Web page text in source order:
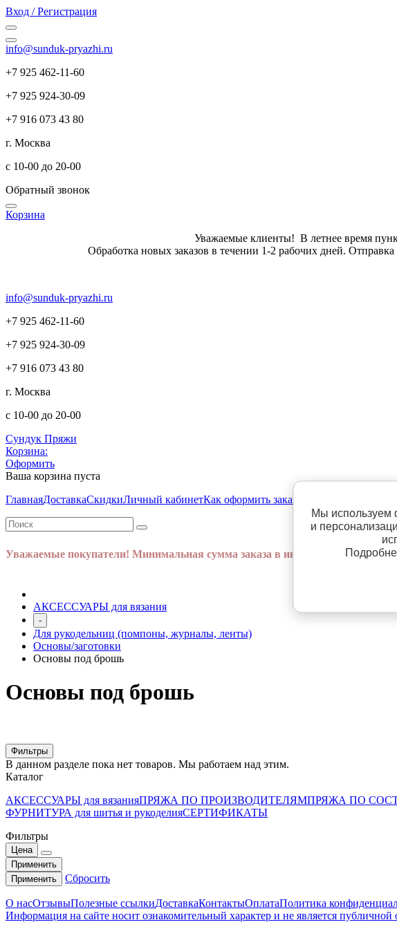
Вход / Регистрация
info@sunduk-pryazhi.ru
+7 925 462-11-60
+7 925 924-30-09
+7 916 073 43 80
г. Москва
с 10-00 до 20-00
Обратный звонок
Корзина
Уважаемые клиенты! В летнее
Обработка новых заказов в течении 1-2
info@sunduk-pryazhi.ru
+7 925 462-11-60
+7 925 924-30-09
+7 916 073 43 80
г. Москва
с 10-00 до 20-00
Сундук Пряжи
Корзина:
Оформить
Ваша корзина пуста
ГлавнаяДоставкаСкидкиЛичный кабинетКак оформить заказ
Уважаемые покупатели! Минимальная сумма заказа в интернет магазине
АКСЕССУАРЫ для вязания
-
Для рукодельниц (помпоны, журналы, ленты)
Основы/заготовки
Основы под брошь
Основы под брошь
Фильтры
В данном разделе пока нет товаров. Мы работаем над этим.
Каталог
АКСЕССУАРЫ для вязанияПРЯЖА ПО ПРОИЗВОДИТЕЛЯМПРЯЖА ПО
ФУРНИТУРА для шитья и рукоделияСЕРТИФИКАТЫ
Фильтры
Цена
Применить
Применить
Сбросить
О насОтзывыПолезные ссылкиДоставкаКонтактыОплатаПолитика
Информация на сайте носит ознакомительный характер и не является
Мы используем
и